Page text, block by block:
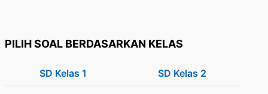
PILIH SOAL BERDASARKAN KELAS
SD Kelas 1 SD Kelas 2